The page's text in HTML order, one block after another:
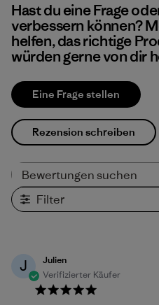
Hast du eine Frage
verbessern können?
helfen, das richtige
würden gerne von dir
Eine Frage stellen
Rezension schreiben
Filter
J
Julien
Verifizierter Käufer